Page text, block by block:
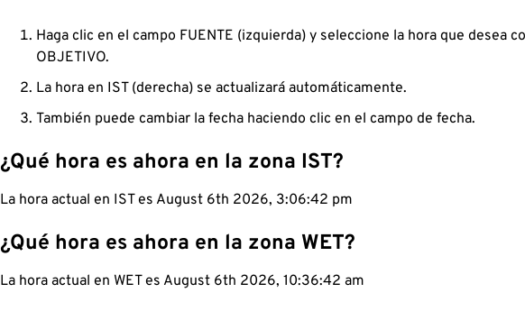
Haga clic en el campo FUENTE (izquierda) y seleccione la hora que desea
OBJETIVO.
La hora en IST (derecha) se actualizará automáticamente.
También puede cambiar la fecha haciendo clic en el campo de fecha.
¿Qué hora es ahora en la zona IST?
La hora actual en IST es August 6th 2026, 3:06:43 pm
¿Qué hora es ahora en la zona WET?
La hora actual en WET es August 6th 2026, 10:36:43 am